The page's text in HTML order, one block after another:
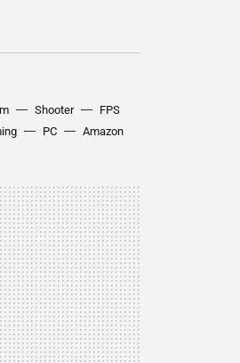
Shooter
FPS
PC
Amazon